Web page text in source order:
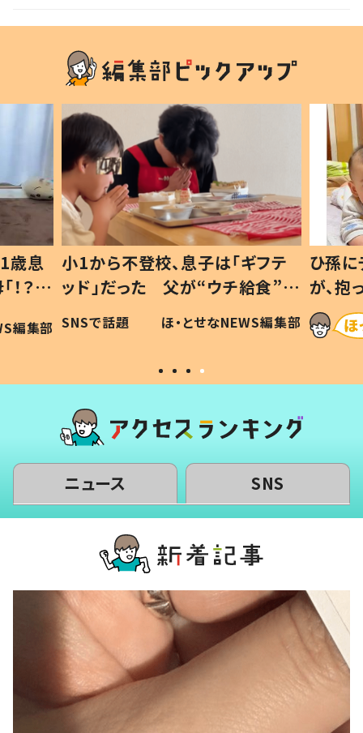
歳息
？」
編集部
小1から不登校、息子は「ギフテ
ッド」だった 父が“ウチ給食”を
作り続ける理由とは #令和の親
#令和の子
SNSで話題 ほ・とせなNEWS編集部
ひ孫
が、
「涙が
い」
ニュース SNS